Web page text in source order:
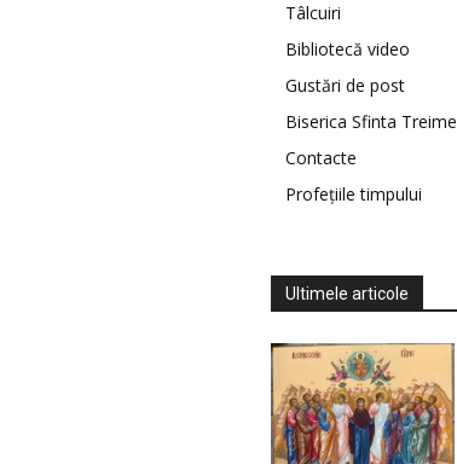
Tâlcuiri
Bibliotecă video
Gustări de post
Biserica Sfinta Treime
Contacte
Profețiile timpului
Ultimele articole